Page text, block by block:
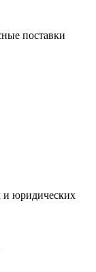
поставки
и юридических